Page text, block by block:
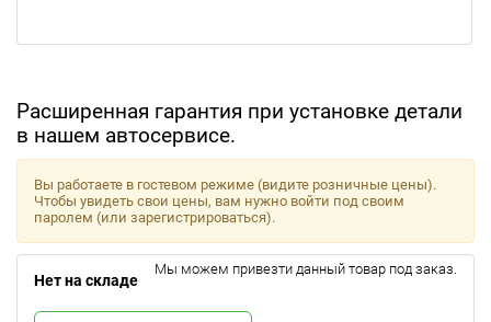
Расширенная гарантия при установке детали
в нашем автосервисе.
Вы работаете в гостевом режиме (видите розничные цены).
Чтобы увидеть свои цены, вам нужно войти под своим
паролем (или зарегистрироваться).
Нет на складе
Мы можем привезти данный товар под заказ.